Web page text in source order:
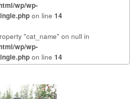
wp/wp-
on line 14
"cat_name" on null in
wp/wp-
on line 14